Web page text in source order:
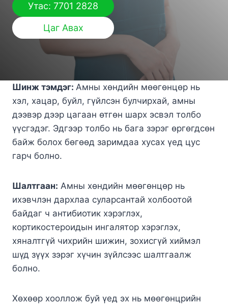
Утас: 7701 2828
Цаг Авах
Шинж тэмдэг: Амны хөндийн мөөгөнцөр нь
хэл, хацар, буйл, гүйлсэн булчирхай, амны
дээвэр дээр цагаан өтгөн шарх эсвэл толбо
үүсгэдэг. Эдгээр толбо нь бага зэрэг өргөгдсөн
байж болох бөгөөд заримдаа хусах үед цус
гарч болно.
Шалтгаан: Амны хөндийн мөөгөнцөр нь
ихэвчлэн дархлаа суларсантай холбоотой
байдаг ч антибиотик хэрэглэх,
кортикостероидын ингалятор хэрэглэх,
хяналтгүй чихрийн шижин, зохисгүй хиймэл
шүд зүүх зэрэг хүчин зүйлсээс шалтгаалж
болно.
Хөхөөр хооллож буй үед эх нь мөөгөнцрийн